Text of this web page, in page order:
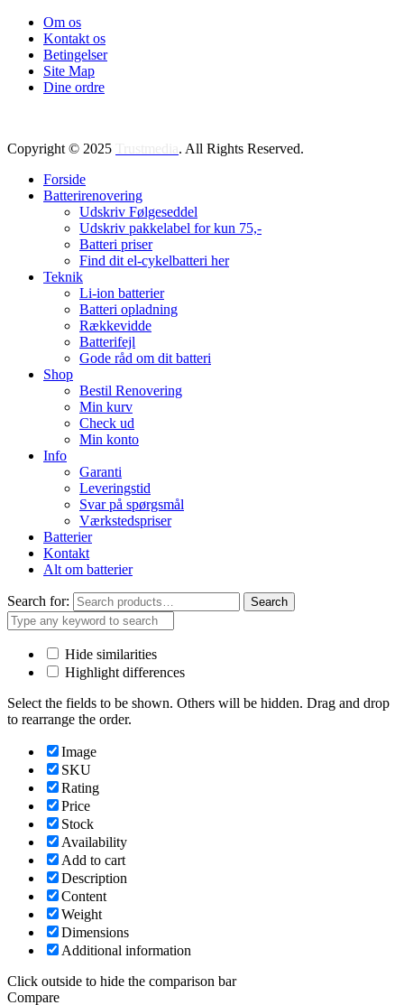
Om os
Kontakt os
Betingelser
Site Map
Dine ordre
Copyright © 2025
. All Rights Reserved.
Forside
Batterirenovering
Udskriv Følgeseddel
Udskriv pakkelabel for kun 75,-
Batteri priser
Find dit el-cykelbatteri her
Teknik
Li-ion batterier
Batteri opladning
Rækkevidde
Batterifejl
Gode råd om dit batteri
Shop
Bestil Renovering
Min kurv
Check ud
Min konto
Info
Garanti
Leveringstid
Svar på spørgsmål
Værkstedspriser
Batterier
Kontakt
Alt om batterier
Search for: Search
Hide similarities
Highlight differences
Select the fields to be shown. Others will be hidden. Drag and drop
to rearrange the order.
Image
SKU
Rating
Price
Stock
Availability
Add to cart
Description
Content
Weight
Dimensions
Additional information
Click outside to hide the comparison bar
Compare